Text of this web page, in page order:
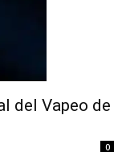
del Vapeo de
0